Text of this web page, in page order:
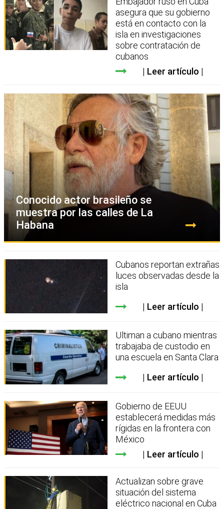
asegura que su gobierno
está en contacto con la
isla en investigaciones
sobre contratación de
cubanos
Leer artículo
Conocido actor brasileño se
muestra por las calles de La
Habana
Cubanos reportan extrañas
luces observadas desde la
isla
Leer artículo
Ultiman a cubano mientras
trabajaba de custodio en
una escuela en Santa Clara
Leer artículo
Gobierno de EEUU
establecerá medidas más
rígidas en la frontera con
México
Leer artículo
Actualizan sobre grave
situación del sistema
eléctrico nacional en Cuba